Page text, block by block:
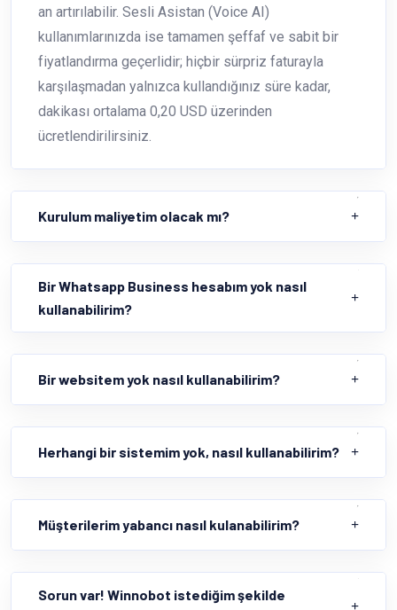
an artırılabilir. Sesli Asistan (Voice AI)
kullanımlarınızda ise tamamen şeffaf ve sabit bir
fiyatlandırma geçerlidir; hiçbir sürpriz faturayla
karşılaşmadan yalnızca kullandığınız süre kadar,
dakikası ortalama 0,20 USD üzerinden
ücretlendirilirsiniz.
Kurulum maliyetim olacak mı?
Bir Whatsapp Business hesabım yok nasıl
kullanabilirim?
Bir websitem yok nasıl kullanabilirim?
Herhangi bir sistemim yok, nasıl kullanabilirim?
Müşterilerim yabancı nasıl kulanabilirim?
Sorun var! Winnobot istediğim şekilde